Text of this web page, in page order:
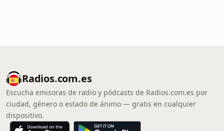
Radios.com.es
Escucha emisoras de radio y pódcasts de Radios.com.es por
ciudad, género o estado de ánimo — gratis en cualquier
dispositivo.